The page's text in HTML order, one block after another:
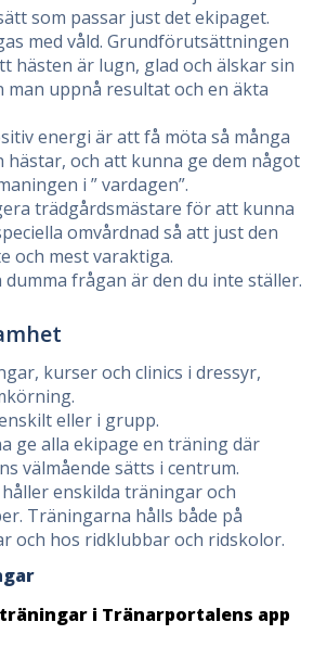
som passar just det ekipaget.
med våld. Grundförutsättningen
hästen är lugn, glad och älskar sin
man uppnå resultat och en äkta
energi är att få möta så många
hästar, och att kunna ge dem något
i ” vardagen”.
trädgårdsmästare för att kunna
omvårdnad så att just den
och mest varaktiga.
dumma frågan är den du inte ställer.
kurser och clinics i dressyr,
eller i grupp.
ge alla ekipage en träning där
välmående sätts i centrum.
enskilda träningar och
Träningarna hålls både på
och hos ridklubbar och ridskolor.
i Tränarportalens app